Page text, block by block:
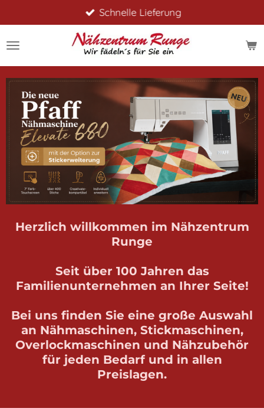
Hauptinhalt
springen
Schnelle Lieferung
Herzlich willkommen im Nähzentrum
Runge
Seit über 100 Jahren das
Familienunternehmen an Ihrer Seite!
Bei uns finden Sie eine große Auswahl
an Nähmaschinen, Stickmaschinen,
Overlockmaschinen und Nähzubehör
für jeden Bedarf und in allen
Preislagen.